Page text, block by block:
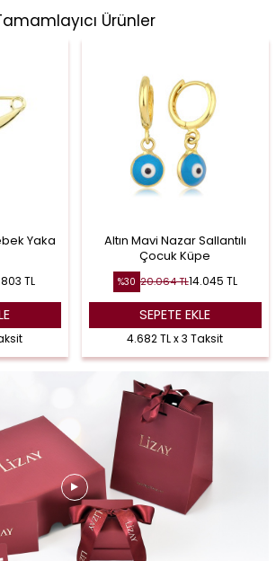
Ürünler
Yaka
TL
Altın Mavi Nazar Sallantılı
Çocuk Küpe
%30 20.064TL14.045 TL
SEPETE EKLE
4.682 TL x 3 Taksit